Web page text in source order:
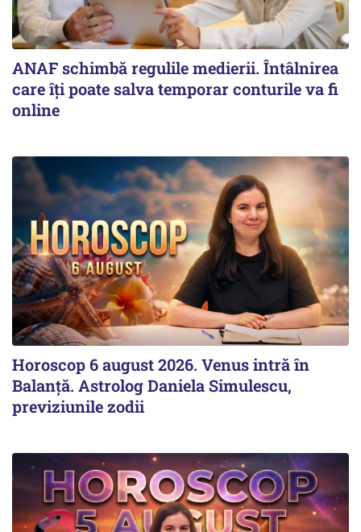
ANAF schimbă regulile medierii. Întâlnirea
care îți poate salva temporar conturile va fi
online
Horoscop 6 august 2026. Venus intră în
Balanță. Astrolog Daniela Simulescu,
previziunile zodii